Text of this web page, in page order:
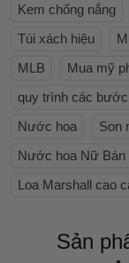
Kem chống nắng
Túi xách hiệu
MLB
Mua mỹ
quy trình các
Nước hoa
Son
Nước hoa Nữ Bán
Loa Marshall cao
Sản